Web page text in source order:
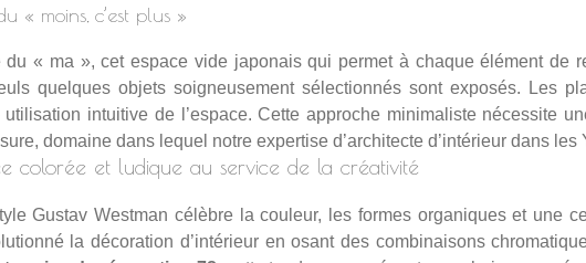
« moins, c’est plus »
« ma », cet espace vide japonais qui permet à chaque élément de
quelques objets soigneusement sélectionnés sont exposés. Les
intuitive de l’espace. Cette approche minimaliste nécessite
domaine dans lequel notre expertise d’architecte d’intérieur dans les
colorée et ludique au service de la créativité
Gustav Westman célèbre la couleur, les formes organiques et une
la décoration d’intérieur en osant des combinaisons